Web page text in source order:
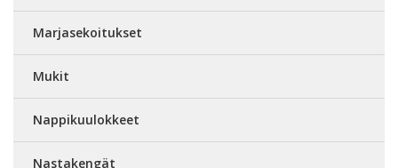
Marjasekoitukset
Mukit
Nappikuulokkeet
Nastakengät